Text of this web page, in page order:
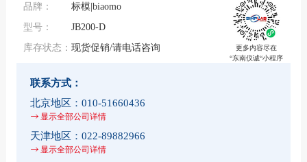
更多内容尽在
“东南仪诚“小程序
品牌：
标模|biaomo
型号：
JB200-D
库存状态： 现货促销/请电话咨询
联系方式：
北京地区： 010-51660436
显示全部公司详情
天津地区： 022-89882966
显示全部公司详情